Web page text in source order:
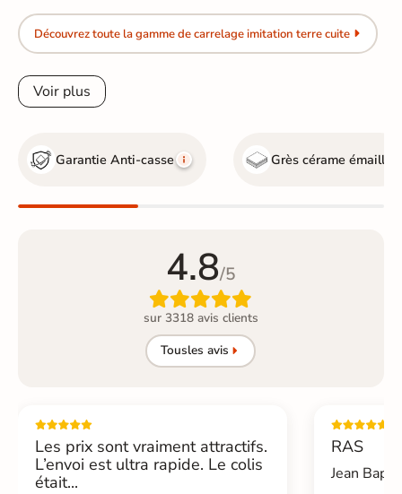
Découvrez toute la gamme de carrelage imitation terre cuite
Voir plus
Garantie Anti-casse Grès cérame émaillé
4.8/5

sur 3318 avis clients
Tousles avis
Les prix sont vraiment attractifs.
L’envoi est ultra rapide. Le colis
était...
RAS
Jean